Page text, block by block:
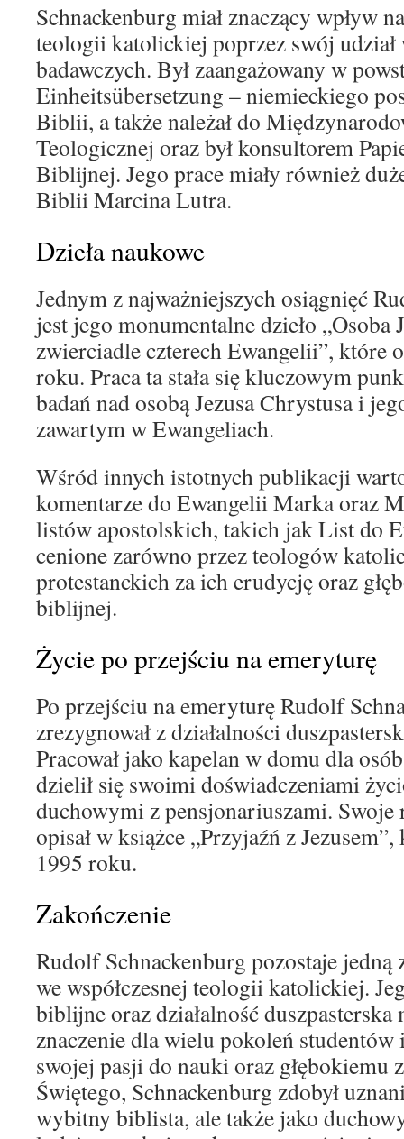
Schnackenburg miał znaczący wpływ
teologii katolickiej poprzez swój
badawczych. Był zaangażowany w
Einheitsübersetzung – niemieckiego
Biblii, a także należał do
Teologicznej oraz był konsultorem
Biblijnej. Jego prace miały również
Biblii Marcina Lutra.
Dzieła naukowe
Jednym z najważniejszych osiągnięć
jest jego monumentalne dzieło „Osoba
zwierciadle czterech Ewangelii”, które
roku. Praca ta stała się kluczowym
badań nad osobą Jezusa Chrystusa i
zawartym w Ewangeliach.
Wśród innych istotnych publikacji
komentarze do Ewangelii Marka oraz
listów apostolskich, takich jak List do
cenione zarówno przez teologów
protestanckich za ich erudycję oraz
biblijnej.
Życie po przejściu na emeryturę
Po przejściu na emeryturę Rudolf
zrezygnował z działalności
Pracował jako kapelan w domu dla
dzielił się swoimi doświadczeniami
duchowymi z pensjonariuszami. Swoje
opisał w książce „Przyjaźń z Jezusem”,
1995 roku.
Zakończenie
Rudolf Schnackenburg pozostaje
we współczesnej teologii katolickiej.
biblijne oraz działalność duszpasterska
znaczenie dla wielu pokoleń
swojej pasji do nauki oraz głębokiemu
Świętego, Schnackenburg zdobył
wybitny biblista, ale także jako